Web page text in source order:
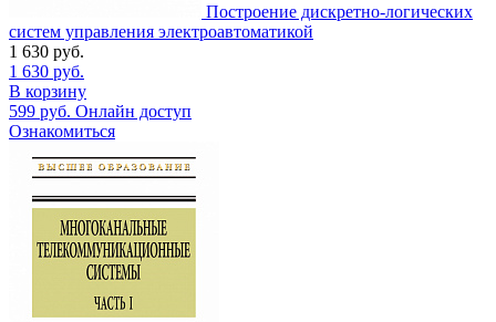
Построение дискретно-логических
систем управления электроавтоматикой
1 630 руб.
1 630 руб.
В корзину
599 руб. Онлайн доступ
Ознакомиться